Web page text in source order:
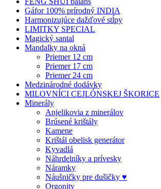
Gáfor 100% prírodný INDIA
Harmonizujúce dažďové stĺpy
LIMITKY SPECIAL
Magický santal
Mandalky na okná
Priemer 12 cm
Priemer 17 cm
Priemer 24 cm
Medzinárodné dodávky
MILOVNÍCI CEJLÓNSKEJ ŠKORICE
Minerály
Anjelikovia z minerálov
Brúsené krištály
Kamene
Krištál obelisk generátor
Kyvadlá
Náhrdelníky a prívesky
Náramky
Náušničky pre dušičky ♥
Orgonity